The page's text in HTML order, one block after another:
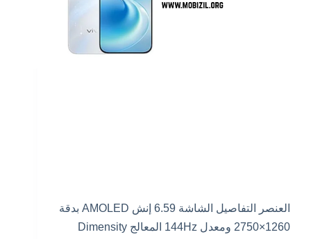
العنصر التفاصيل الشاشة 6.59 إنش AMOLED بدقة
1260×2750 ومعدل 144Hz المعالج Dimensity